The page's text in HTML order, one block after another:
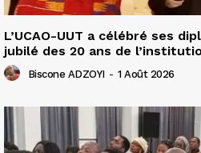
L’UCAO-UUT a célébré ses
jubilé des 20 ans de
Biscone ADZOYI - 1 Août 2026